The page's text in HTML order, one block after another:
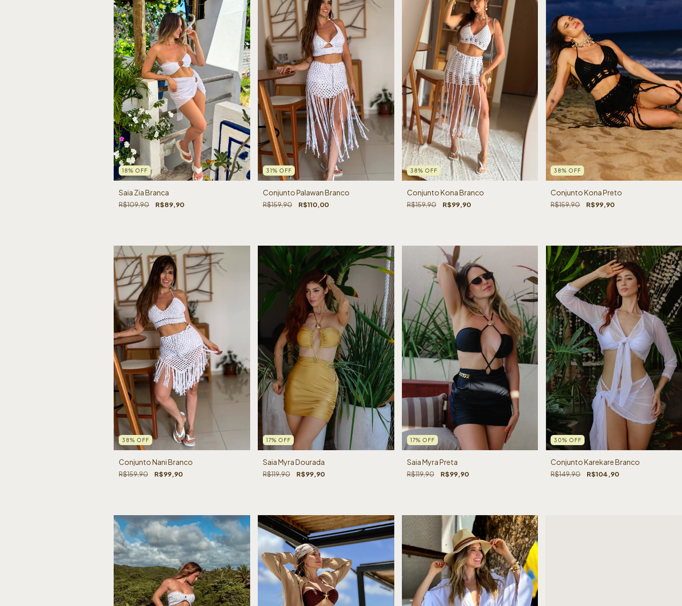
18% OFF
Saia Zia Branca
R$109,90 R$89,90
31% OFF
Conjunto Palawan Branco
R$159,90 R$110,00
38% OFF
Conjunto Kona Branco
R$159,90 R$99,90
38% OFF
Conjunto Kona Preto
R$159,90 R$99,90
38% OFF
Conjunto Nani Branco
R$159,90 R$99,90
17% OFF
Saia Myra Dourada
R$119,90 R$99,90
17% OFF
Saia Myra Preta
R$119,90 R$99,90
30% OFF
Conjunto Karekare Branco
R$149,90 R$104,90